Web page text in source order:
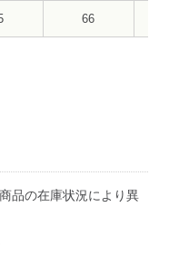
66
品の在庫状況により異